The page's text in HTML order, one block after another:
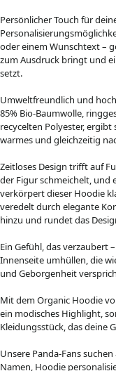
Persönlicher Touch für
oder einem Wunschtext –
zum Ausdruck bringt und
setzt.
Umweltfreundlich und
85% Bio-Baumwolle,
recycelten Polyester, ergibt
warmes und gleichzeitig
Zeitloses Design trifft auf
der Figur schmeichelt, und
verkörpert dieser Hoodie
veredelt durch elegante
hinzu und rundet das
Ein Gefühl, das verzaubert
Innenseite umhüllen, die
und Geborgenheit
Mit dem Organic Hoodie
ein modisches Highlight,
Kleidungsstück, das deine
Unsere Panda-Fans
Namen, Hoodie